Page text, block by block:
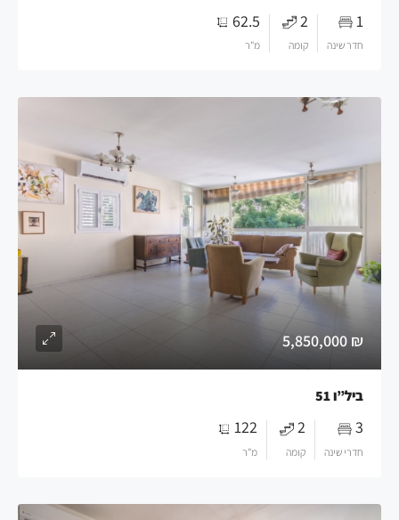
1
חדר שינה
2
קומה
62.5
מ"ר
₪ 5,850,000
ביל”ו 51
3
חדרי שינה
2
קומה
122
מ"ר